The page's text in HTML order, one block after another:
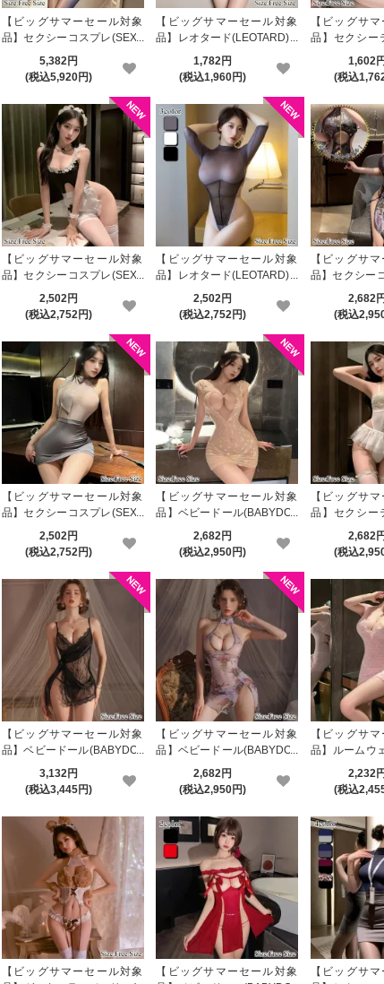
2026.5.11
2026.5.9
21時より！39時間限定【全品39％OFF】セール開催！
2026.5.2
ご好評につき♪GW【1000円OFF】W割引チャンス延長決定！
2026.4.27
毎日使える！1000円OFF☆割引クーポン配布中♪
2026.4.27
ゴールデンスペシャルウィーク【全品20％OFF】一斉プライスダウン！
2026.4.24
18時から！GW準備スペシャル【1000円OFF】クーポン配布開始♪
新作アイテム 3型追加
2026.4.16
新作アイテム 3型追加
2026.4.15
店内全品20％OFF☆スーパーセール開催！
2026.4.13
21時から！一撃39％OFFクーポン配布中
2026.4.9
新作アイテム 3型追加
2026.4.6
全品20％OFF☆スプリングセール開催中！
2026.4.3
18時から♪週末だけの特別な割引クーポン配布開始！
2026.4.2
新作アイテム 3型追加
2026.3.30
全品20％OFF！新生活応援セール開催
2026.3.27
2026.3.26
15時から送料無料チャンス到来！
2026.3.21
春のさくらフェア開催☆対象カラー商品20％OFF
2026.3.19
21時より！39時間限定【全品39％OFF】セール開催！
【ビッグサマーセール対象
品】セクシーコスプレ(SEXY
COSPLAY) 4435
5,382円
(税込5,920円)
【ビッグサマーセール対象
品】レオタード(LEOTARD) 2
1,782円
(税込1,960円)
【ビッグサ
品】セクシー
1,602
(税込
【ビッグサマーセール対象
品】セクシーコスプレ(SEXY
COSPLAY) 4432
2,502円
(税込2,752円)
【ビッグサマーセール対象
品】レオタード(LEOTARD) 2
2,502円
(税込2,752円)
【ビッグサ
品】セクシー
COSPLAY)
2,682
(税込
【ビッグサマーセール対象
品】セクシーコスプレ(SEXY
COSPLAY) 4402
2,502円
(税込2,752円)
【ビッグサマーセール対象
品】ベビードール(BABYDOL
2,682円
(税込2,950円)
【ビッグサ
品】セクシー
2,682
(税込
【ビッグサマーセール対象
品】ベビードール(BABYDOL
3,132円
(税込3,445円)
【ビッグサマーセール対象
品】ベビードール(BABYDOL
2,682円
(税込2,950円)
【ビッグサ
品】ルームウ
2,232
(税込
【ビッグサマーセール対象
【ビッグサマーセール対象
【ビッグサ